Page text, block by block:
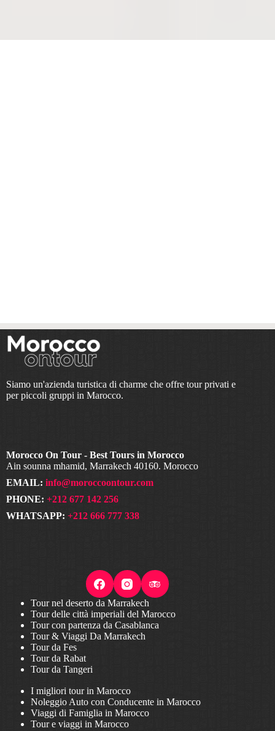
Siamo un'azienda turistica di charme che offre tour privati e
per piccoli gruppi in Marocco.
Morocco On Tour - Best Tours in Morocco
Ain sounna mhamid, Marrakech 40160. Morocco
EMAIL: info@moroccoontour.com
PHONE: +212 677 142 256
WHATSAPP: +212 666 777 338
Tour nel deserto da Marrakech
Tour delle città imperiali del Marocco
Tour con partenza da Casablanca
Tour & Viaggi Da Marrakech
Tour da Fes
Tour da Rabat
Tour da Tangeri
I migliori tour in Marocco
Noleggio Auto con Conducente in Marocco
Viaggi di Famiglia in Marocco
Tour e viaggi in Marocco